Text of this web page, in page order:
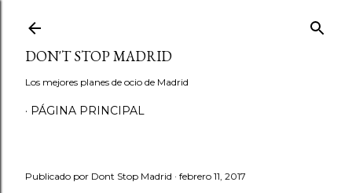
DON'T STOP MADRID
Los mejores planes de ocio de Madrid
PÁGINA PRINCIPAL
Publicado por Dont Stop Madrid febrero 11, 2017